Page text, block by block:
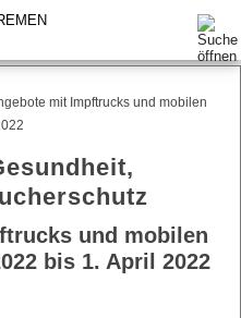
mit Impftrucks und mobilen
und mobilen
bis 1. April 2022